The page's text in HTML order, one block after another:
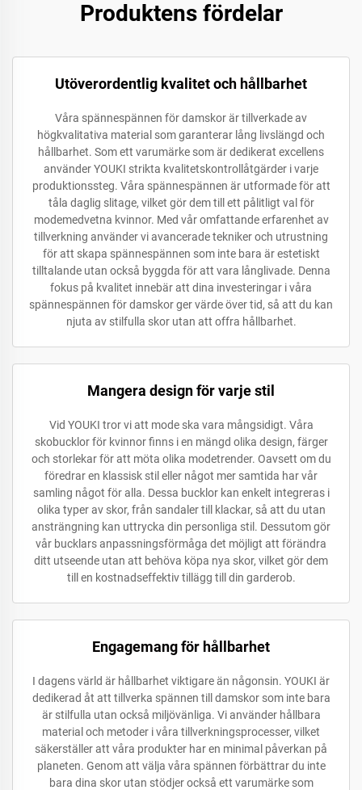
Produktens fördelar
Utöverordentlig kvalitet och hållbarhet
Våra spännespännen för damskor är tillverkade av
högkvalitativa material som garanterar lång livslängd och
hållbarhet. Som ett varumärke som är dedikerat excellens
använder YOUKI strikta kvalitetskontrollåtgärder i varje
produktionssteg. Våra spännespännen är utformade för att
tåla daglig slitage, vilket gör dem till ett pålitligt val för
modemedvetna kvinnor. Med vår omfattande erfarenhet av
tillverkning använder vi avancerade tekniker och utrustning
för att skapa spännespännen som inte bara är estetiskt
tilltalande utan också byggda för att vara långlivade. Denna
fokus på kvalitet innebär att dina investeringar i våra
spännespännen för damskor ger värde över tid, så att du kan
njuta av stilfulla skor utan att offra hållbarhet.
Mangera design för varje stil
Vid YOUKI tror vi att mode ska vara mångsidigt. Våra
skobucklor för kvinnor finns i en mängd olika design, färger
och storlekar för att möta olika modetrender. Oavsett om du
föredrar en klassisk stil eller något mer samtida har vår
samling något för alla. Dessa bucklor kan enkelt integreras i
olika typer av skor, från sandaler till klackar, så att du utan
ansträngning kan uttrycka din personliga stil. Dessutom gör
vår bucklars anpassningsförmåga det möjligt att förändra
ditt utseende utan att behöva köpa nya skor, vilket gör dem
till en kostnadseffektiv tillägg till din garderob.
Engagemang för hållbarhet
I dagens värld är hållbarhet viktigare än någonsin. YOUKI är
dedikerad åt att tillverka spännen till damskor som inte bara
är stilfulla utan också miljövänliga. Vi använder hållbara
material och metoder i våra tillverkningsprocesser, vilket
säkerställer att våra produkter har en minimal påverkan på
planeten. Genom att välja våra spännen förbättrar du inte
bara dina skor utan stödjer också ett varumärke som